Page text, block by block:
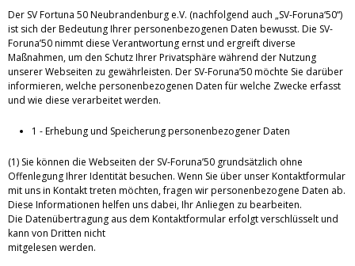
Der SV Fortuna 50 Neubrandenburg e.V. (nachfolgend auch „SV-Foruna‘50“)
ist sich der Bedeutung Ihrer personenbezogenen Daten bewusst. Die SV-
Foruna’50 nimmt diese Verantwortung ernst und ergreift diverse
Maßnahmen, um den Schutz Ihrer Privatsphäre während der Nutzung
unserer Webseiten zu gewährleisten. Der SV-Foruna’50 möchte Sie darüber
informieren, welche personenbezogenen Daten für welche Zwecke erfasst
und wie diese verarbeitet werden.
1 - Erhebung und Speicherung personenbezogener Daten
(1) Sie können die Webseiten der SV-Foruna’50 grundsätzlich ohne
Offenlegung Ihrer Identität besuchen. Wenn Sie über unser Kontaktformular
mit uns in Kontakt treten möchten, fragen wir personenbezogene Daten ab.
Diese Informationen helfen uns dabei, Ihr Anliegen zu bearbeiten.
Die Datenübertragung aus dem Kontaktformular erfolgt verschlüsselt und
kann von Dritten nicht
mitgelesen werden.